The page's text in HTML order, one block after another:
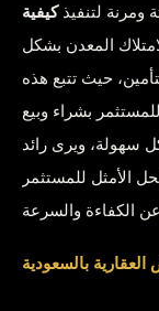
ومرنة لتنفيذكيفية
المعدن بشكل
حيث تتبع هذه
بشراء وبيع
سهولة، ويرى رائد
الأمثل للمستثمر
بالسعودية